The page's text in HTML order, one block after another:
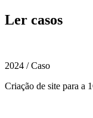
Ler casos
2024 / Caso
Criação de site para a